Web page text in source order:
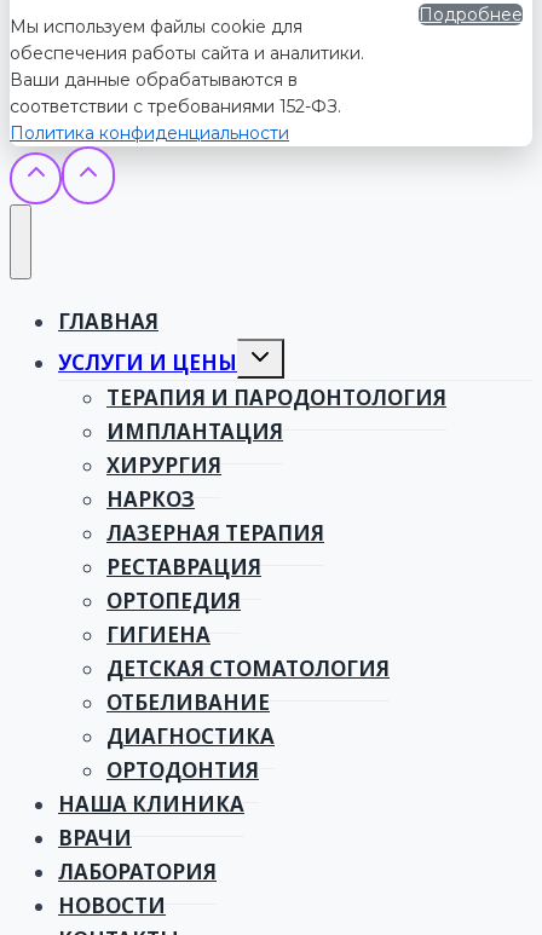
Мы используем файлы cookie для
обеспечения работы сайта и аналитики.
Ваши данные обрабатываются в
соответствии с требованиями 152-ФЗ.
Политика конфиденциальности
Подробнее
ГЛАВНАЯ
УСЛУГИ И ЦЕНЫ
Toggle
child
menu
ТЕРАПИЯ И ПАРОДОНТОЛОГИЯ
ИМПЛАНТАЦИЯ
ХИРУРГИЯ
НАРКОЗ
ЛАЗЕРНАЯ ТЕРАПИЯ
РЕСТАВРАЦИЯ
ОРТОПЕДИЯ
ГИГИЕНА
ДЕТСКАЯ СТОМАТОЛОГИЯ
ОТБЕЛИВАНИЕ
ДИАГНОСТИКА
ОРТОДОНТИЯ
НАША КЛИНИКА
ВРАЧИ
ЛАБОРАТОРИЯ
НОВОСТИ